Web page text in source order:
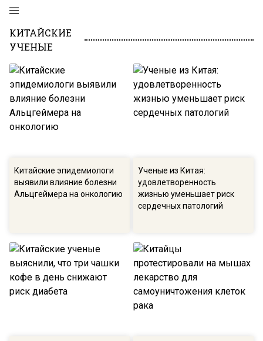
КИТАЙСКИЕ
УЧЕНЫЕ
Китайские эпидемиологи
выявили влияние болезни
Альцгеймера на онкологию
Ученые из Китая:
удовлетворенность
жизнью уменьшает риск
сердечных патологий